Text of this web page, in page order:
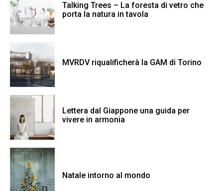
Talking Trees – La foresta di vetro che
porta la natura in tavola
MVRDV riqualificherà la GAM di Torino
Lettera dal Giappone una guida per
vivere in armonia
Natale intorno al mondo